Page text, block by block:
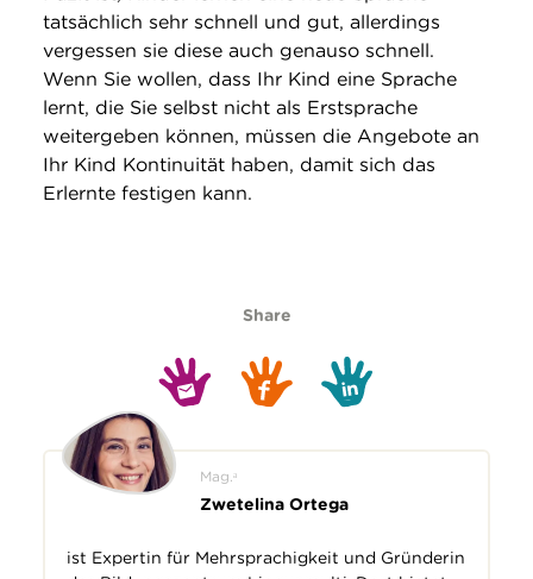
tatsächlich sehr schnell und gut, allerdings
vergessen sie diese auch genauso schnell.
Wenn Sie wollen, dass Ihr Kind eine Sprache
lernt, die Sie selbst nicht als Erstsprache
weitergeben können, müssen die Angebote an
Ihr Kind Kontinuität haben, damit sich das
Erlernte festigen kann.
Share
Mag.ᵃ
Zwetelina Ortega
ist Expertin für Mehrsprachigkeit und Gründerin